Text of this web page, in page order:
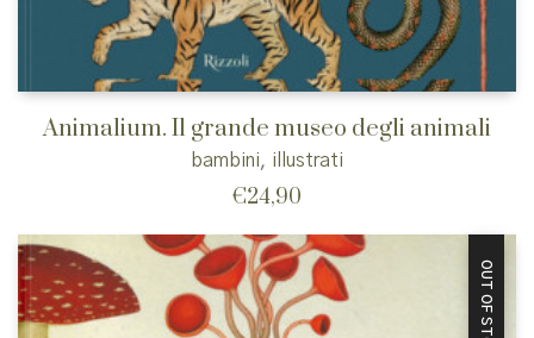
Animalium. Il grande museo degli animali
bambini, illustrati
€24,90
OUT OF STOCK